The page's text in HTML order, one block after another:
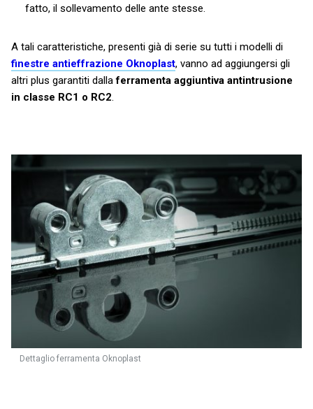
fatto, il sollevamento delle ante stesse.
A tali caratteristiche, presenti già di serie su tutti i modelli di
finestre antieffrazione Oknoplast, vanno ad aggiungersi gli
altri plus garantiti dallaferramenta aggiuntiva antintrusione
in classe RC1 o RC2
Dettaglio ferramenta Oknoplast